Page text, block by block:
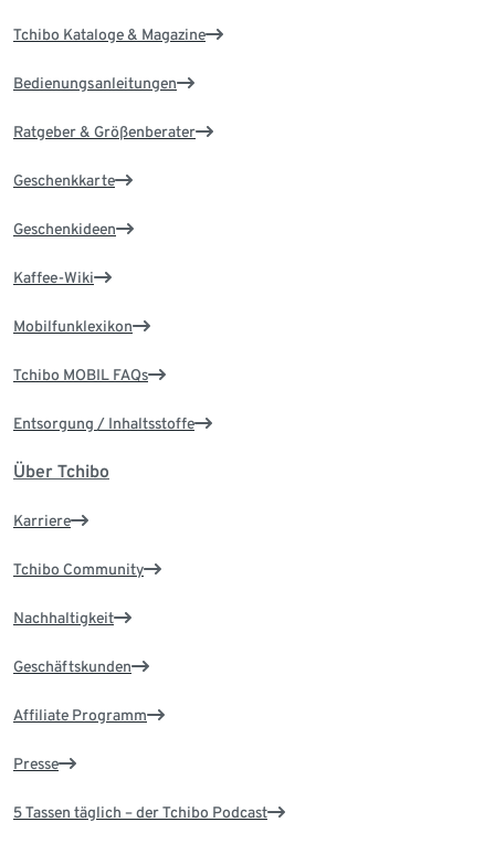
Tchibo Kataloge & Magazine
Bedienungsanleitungen
Ratgeber & Größenberater
Geschenkkarte
Geschenkideen
Kaffee-Wiki
Mobilfunklexikon
Tchibo MOBIL FAQs
Entsorgung / Inhaltsstoffe
Über Tchibo
Karriere
Tchibo Community
Nachhaltigkeit
Geschäftskunden
Affiliate Programm
Presse
5 Tassen täglich – der Tchibo Podcast